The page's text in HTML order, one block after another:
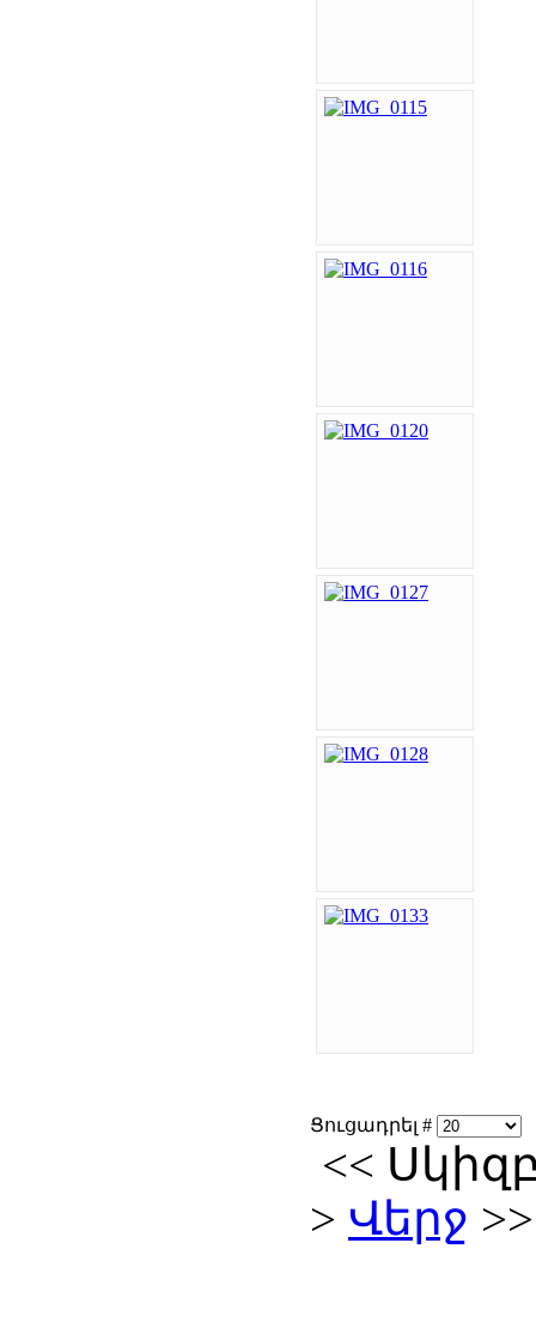
Ցուցադրել #
<<
> Վերջ >>